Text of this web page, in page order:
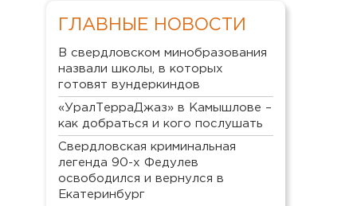
ГЛАВНЫЕ НОВОСТИ
В свердловском минобразования
назвали школы, в которых
готовят вундеркиндов
«УралТерраДжаз» в Камышлове –
как добраться и кого послушать
Свердловская криминальная
легенда 90-х Федулев
освободился и вернулся в
Екатеринбург